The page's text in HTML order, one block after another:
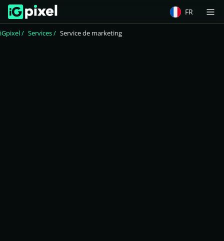
FR
iGpixel Services Service de marketing